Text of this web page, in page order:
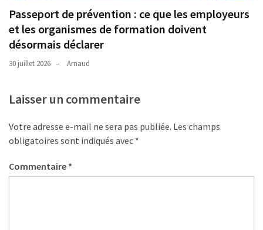
Passeport de prévention : ce que les employeurs
et les organismes de formation doivent
désormais déclarer
30 juillet 2026 Arnaud
Laisser un commentaire
Votre adresse e-mail ne sera pas publiée. Les champs
obligatoires sont indiqués avec *
Commentaire *